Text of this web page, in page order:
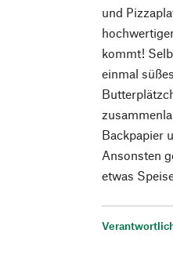
und
kommt!
einmal
Backpapier
Ansonsten
etwas